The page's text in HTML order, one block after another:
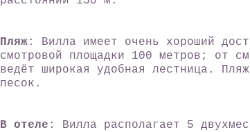
Пляж : Вилла имеет очень хороший
смотровой площадки 100 метров; от
ведёт широкая удобная лестница.
песок.
В отеле : Вилла располагает 5